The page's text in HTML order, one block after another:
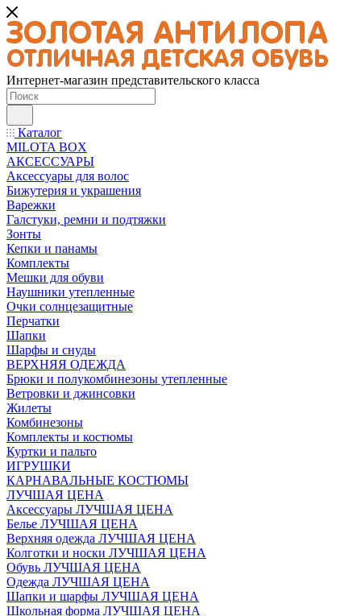
Интернет-магазин представительского класса
Каталог
MILOTA BOX
АКСЕССУАРЫ
Аксессуары для волос
Бижутерия и украшения
Варежки
Галстуки, ремни и подтяжки
Зонты
Кепки и панамы
Комплекты
Мешки для обуви
Наушники утепленные
Очки солнцезащитные
Перчатки
Шапки
Шарфы и снуды
ВЕРХНЯЯ ОДЕЖДА
Брюки и полукомбинезоны утепленные
Ветровки и джинсовки
Жилеты
Комбинезоны
Комплекты и костюмы
Куртки и пальто
ИГРУШКИ
КАРНАВАЛЬНЫЕ КОСТЮМЫ
ЛУЧШАЯ ЦЕНА
Аксессуары ЛУЧШАЯ ЦЕНА
Белье ЛУЧШАЯ ЦЕНА
Верхняя одежда ЛУЧШАЯ ЦЕНА
Колготки и носки ЛУЧШАЯ ЦЕНА
Обувь ЛУЧШАЯ ЦЕНА
Одежда ЛУЧШАЯ ЦЕНА
Шапки и шарфы ЛУЧШАЯ ЦЕНА
Школьная форма ЛУЧШАЯ ЦЕНА